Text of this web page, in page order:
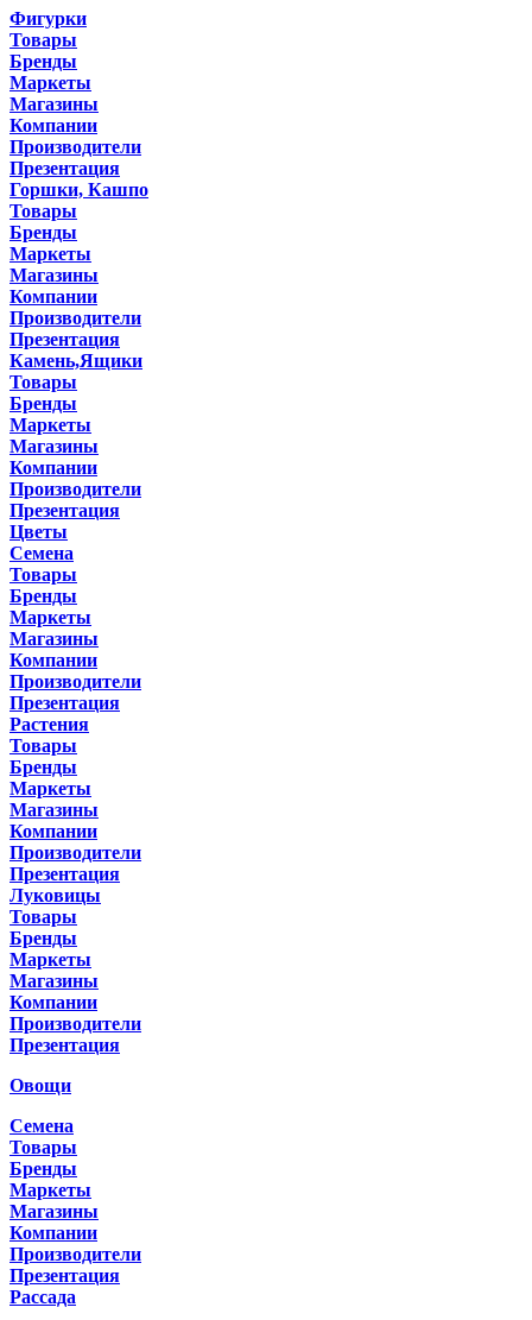
Фигурки
Товары
Бренды
Маркеты
Магазины
Компании
Производители
Презентация
Горшки, Кашпо
Товары
Бренды
Маркеты
Магазины
Компании
Производители
Презентация
Камень,Ящики
Товары
Бренды
Маркеты
Магазины
Компании
Производители
Презентация
Цветы
Семена
Товары
Бренды
Маркеты
Магазины
Компании
Производители
Презентация
Растения
Товары
Бренды
Маркеты
Магазины
Компании
Производители
Презентация
Луковицы
Товары
Бренды
Маркеты
Магазины
Компании
Производители
Презентация
Овощи
Семена
Товары
Бренды
Маркеты
Магазины
Компании
Производители
Презентация
Рассада